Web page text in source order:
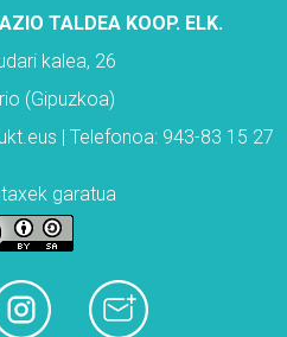
TALDEA KOOP. ELK.
kalea, 26
(Gipuzkoa)
| Telefonoa: 943-83 15 27
garatua